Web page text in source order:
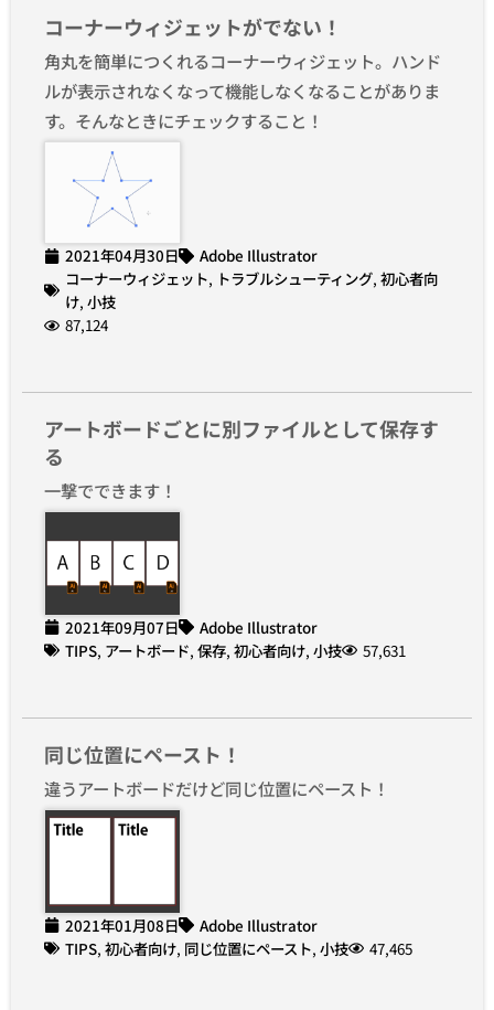
コーナーウィジェットがでない！
角丸を簡単につくれるコーナーウィジェット。ハンド
ルが表示されなくなって機能しなくなることがありま
す。そんなときにチェックすること！
2021年04月30日
Adobe Illustrator
コーナーウィジェット, トラブルシューティング, 初心者向
け, 小技
87,124
アートボードごとに別ファイルとして保存す
る
一撃でできます！
2021年09月07日
Adobe Illustrator
TIPS, アートボード, 保存, 初心者向け, 小技 57,631
同じ位置にペースト！
違うアートボードだけど同じ位置にペースト！
2021年01月08日
Adobe Illustrator
TIPS, 初心者向け, 同じ位置にペースト, 小技 47,465